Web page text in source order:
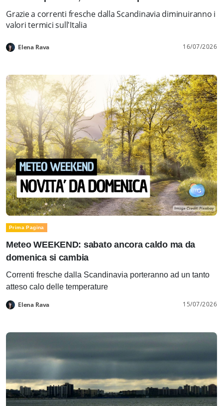
Grazie a correnti fresche dalla Scandinavia diminuiranno i
valori termici sull'Italia
Elena Rava 16/07/2026
Prima Pagina
Meteo WEEKEND: sabato ancora caldo ma da
domenica si cambia
Correnti fresche dalla Scandinavia porteranno ad un tanto
atteso calo delle temperature
Elena Rava 15/07/2026